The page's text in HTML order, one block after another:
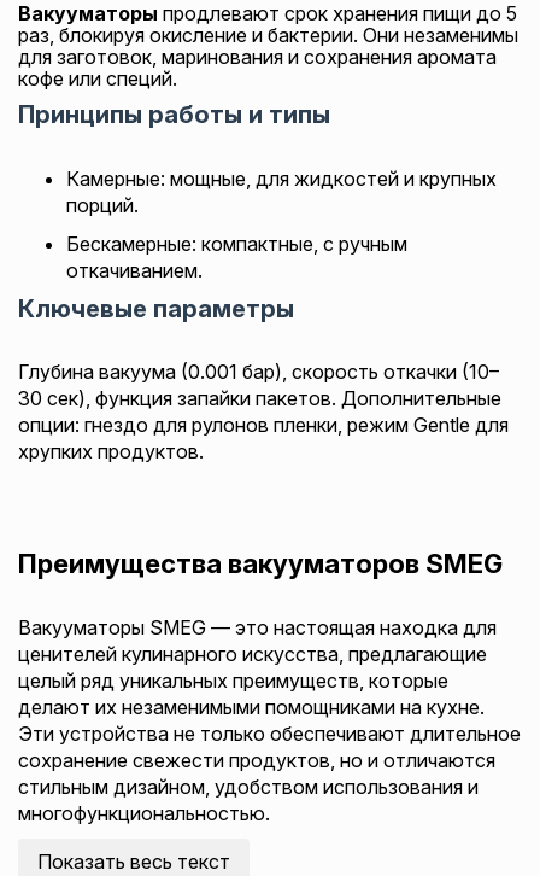
Вакууматоры продлевают срок хранения пищи до 5
раз, блокируя окисление и бактерии. Они незаменимы
для заготовок, маринования и сохранения аромата
кофе или специй.
Принципы работы и типы
Камерные: мощные, для жидкостей и крупных
порций.
Бескамерные: компактные, с ручным
откачиванием.
Ключевые параметры
Глубина вакуума (0.001 бар), скорость откачки (10–
30 сек), функция запайки пакетов. Дополнительные
опции: гнездо для рулонов пленки, режим Gentle для
хрупких продуктов.
Преимущества вакууматоров SMEG
Вакууматоры SMEG — это настоящая находка для
ценителей кулинарного искусства, предлагающие
целый ряд уникальных преимуществ, которые
делают их незаменимыми помощниками на кухне.
Эти устройства не только обеспечивают длительное
сохранение свежести продуктов, но и отличаются
стильным дизайном, удобством использования и
многофункциональностью.
Показать весь текст